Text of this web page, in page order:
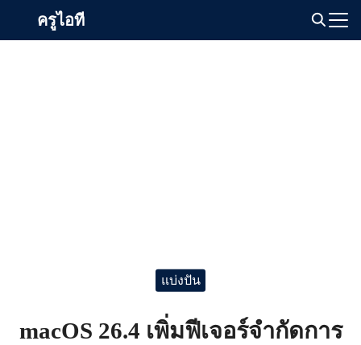
ครูไอที
แบ่งปัน
macOS 26.4 เพิ่มฟีเจอร์จำกัดการ